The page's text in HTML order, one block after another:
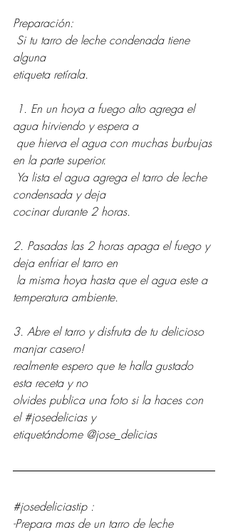
Preparación:
alguna
etiqueta retírala.
agua hirviendo y espera a
en la parte superior.
condensada y deja
cocinar durante 2 horas.
2. Pasadas las 2 horas apaga el fuego y
deja enfriar el tarro en
temperatura ambiente.
3. Abre el tarro y disfruta de tu delicioso
manjar casero!
realmente espero que te halla gustado
esta receta y no
olvides publica una foto si la haces con
el #josedelicias y
etiquetándome @jose_delicias
#josedeliciastip :
-Prepara mas de un tarro de leche